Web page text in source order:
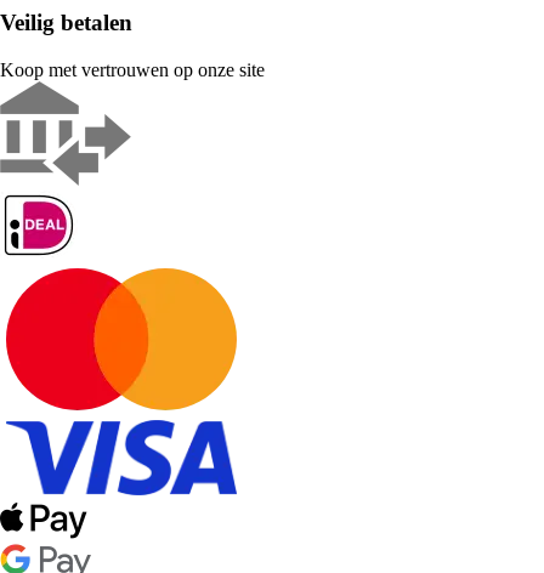
Veilig betalen
Koop met vertrouwen op onze site